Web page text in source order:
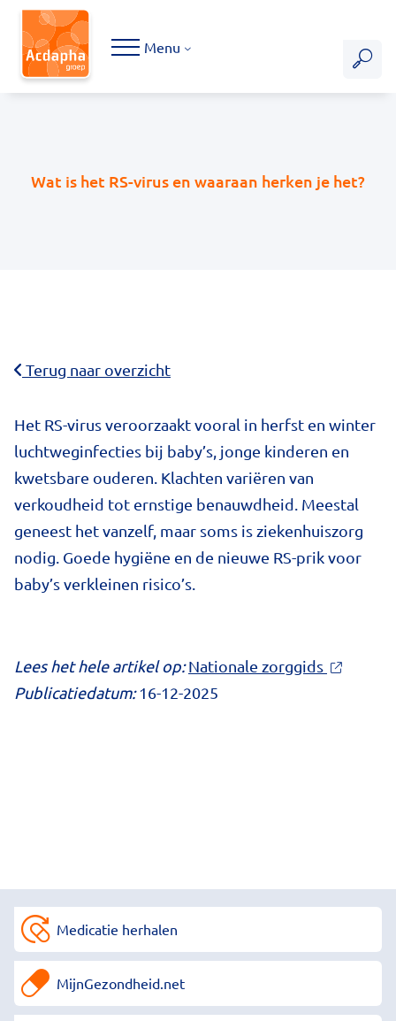
Hoofdmenu
Menu
Terug naar overzicht
Wat is het RS-virus en waaraan herken je het?
Het RS-virus veroorzaakt vooral in herfst en winter
luchtweginfecties bij baby’s, jonge kinderen en
kwetsbare ouderen. Klachten variëren van
verkoudheid tot ernstige benauwdheid. Meestal
geneest het vanzelf, maar soms is ziekenhuiszorg
nodig. Goede hygiëne en de nieuwe RS-prik voor
baby’s verkleinen risico’s.
Lees het hele artikel op: Nationale zorggids
Publicatiedatum:16-12-2025
Medicatie herhalen
MijnGezondheid.net